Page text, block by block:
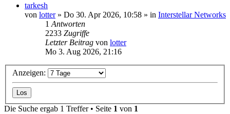
tarkesh
von lotter» Do 30. Apr 2026, 10:58 » in Interstellar Networks
1 Antworten
2233 Zugriffe
Letzter Beitrag von lotter
Mo 3. Aug 2026, 21:16
Anzeigen:
Die Suche ergab 1 Treffer • Seite 1 von 1